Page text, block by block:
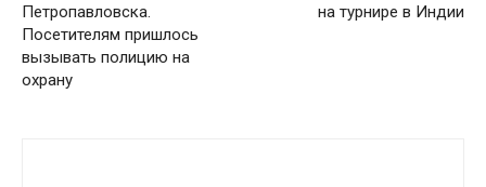
Петропавловска.
Посетителям пришлось
вызывать полицию на
охрану
на турнире в Индии